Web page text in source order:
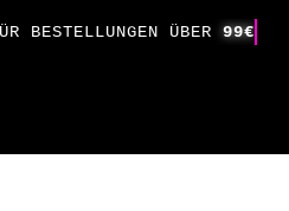
BESTELLUNGEN ÜBER 99€